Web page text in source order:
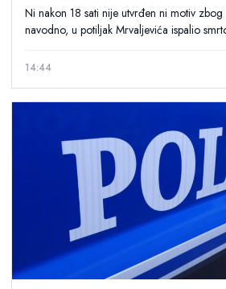
Ni nakon 18 sati nije utvrđen ni motiv
navodno, u potiljak Mrvaljevića ispalio
14:44